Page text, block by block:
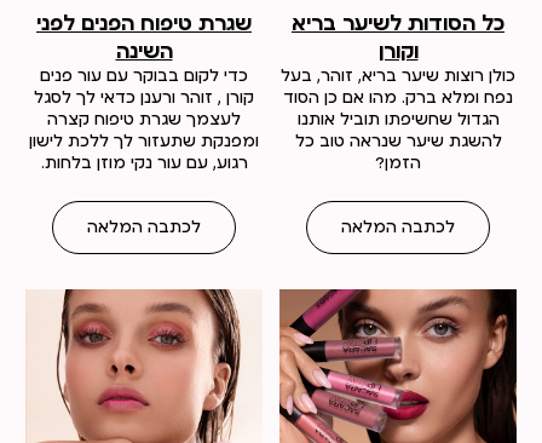
כל הסודות לשיער בריא
וקורן
כולן רוצות שיער בריא, זוהר, בעל
נפח ומלא ברק. מהו אם כן הסוד
הגדול שחשיפתו תוביל אותנו
להשגת שיער שנראה טוב כל
הזמן?
לכתבה המלאה
שגרת טיפוח הפנים לפני
השינה
כדי לקום בבוקר עם עור פנים
קורן , זוהר ורענן כדאי לך לסגל
לעצמך שגרת טיפוח קצרה
ומפנקת שתעזור לך ללכת לישון
רגוע, עם עור נקי מוזן בלחות.
לכתבה המלאה